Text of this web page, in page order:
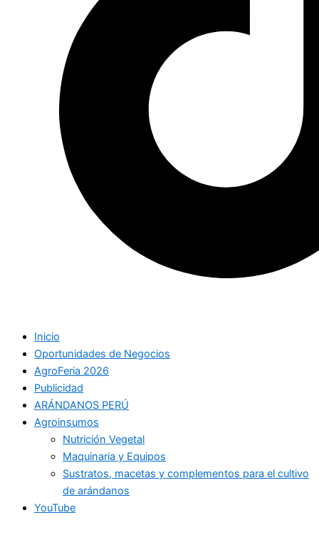
Inicio
Oportunidades de Negocios
AgroFeria 2026
Publicidad
ARÁNDANOS PERÚ
Agroinsumos
Nutrición Vegetal
Maquinaria y Equipos
Sustratos, macetas y complementos para el cultivo
de arándanos
YouTube